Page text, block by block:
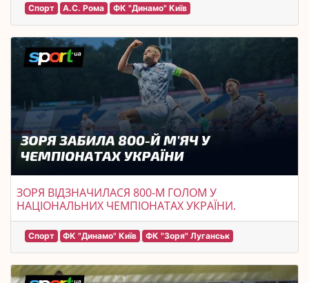
Спорт А.С. Рома ФК "Динамо" Київ
ЗОРЯ ВІДЗНАЧИЛАСЯ 800-М ГОЛОМ У
НАЦІОНАЛЬНИХ ЧЕМПІОНАТАХ УКРАЇНИ.
Спорт ФК "Динамо" Київ ФК "Зоря" Луганськ